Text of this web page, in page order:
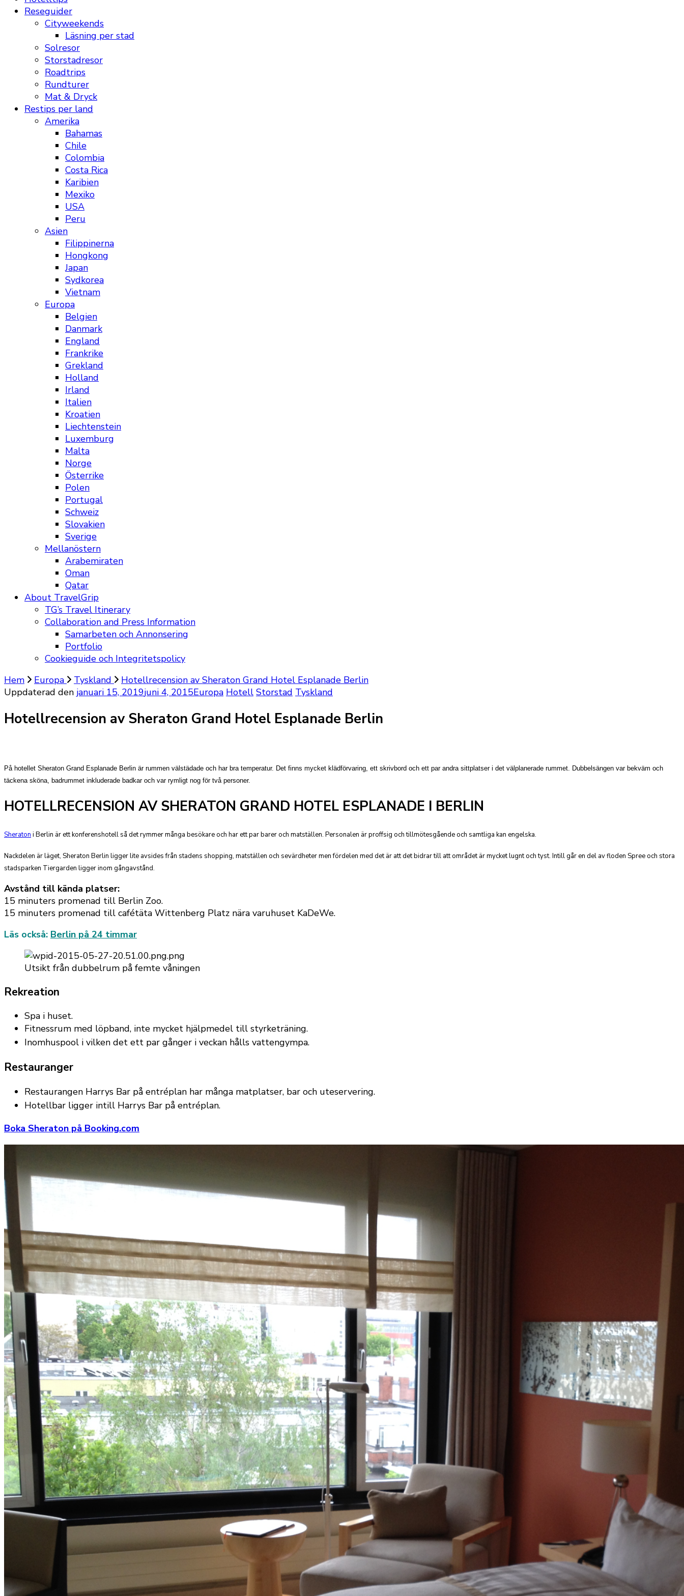
Reseguider
Cityweekends
Läsning per stad
Solresor
Storstadresor
Roadtrips
Rundturer
Mat & Dryck
Restips per land
Amerika
Bahamas
Chile
Colombia
Costa Rica
Karibien
Mexiko
USA
Peru
Asien
Filippinerna
Hongkong
Japan
Sydkorea
Vietnam
Europa
Belgien
Danmark
England
Frankrike
Grekland
Holland
Irland
Italien
Kroatien
Liechtenstein
Luxemburg
Malta
Norge
Österrike
Polen
Portugal
Schweiz
Slovakien
Sverige
Mellanöstern
Arabemiraten
Oman
Qatar
About TravelGrip
TG’s Travel Itinerary
Collaboration and Press Information
Samarbeten och Annonsering
Portfolio
Cookieguide och Integritetspolicy
Hem
Europa Tyskland
Hotellrecension av Sheraton Grand Hotel Esplanade Berlin
Uppdaterad den januari 15, 2019juni 4, 2015Europa Hotell Storstad Tyskland
Hotellrecension av Sheraton Grand Hotel Esplanade Berlin
På hotellet Sheraton Grand Esplanade Berlin är rummen välstädade och har bra temperatur. Det finns mycket klädförvaring, ett skrivbord och ett par andra sittplatser i det välplanerade rummet. Dubbelsängen var bekväm och
täckena sköna, badrummet inkluderade badkar och var rymligt nog för två personer.
HOTELLRECENSION AV SHERATON GRAND HOTEL ESPLANADE I BERLIN
Sheraton i Berlin är ett konferenshotell så det rymmer många besökare och har ett par barer och matställen. Personalen är proffsig och tillmötesgående och samtliga kan engelska.
Nackdelen är läget, Sheraton Berlin ligger lite avsides från stadens shopping, matställen och sevärdheter men fördelen med det är att det bidrar till att området är mycket lugnt och tyst. Intill går en del av floden Spree och stora
stadsparken Tiergarden ligger inom gångavstånd.
Avstånd till kända platser:
15 minuters promenad till Berlin Zoo.
15 minuters promenad till cafétäta Wittenberg Platz nära varuhuset KaDeWe.
Läs också: Berlin på 24 timmar
Utsikt från dubbelrum på femte våningen
Rekreation
Spa i huset.
Fitnessrum med löpband, inte mycket hjälpmedel till styrketräning.
Inomhuspool i vilken det ett par gånger i veckan hålls vattengympa.
Restauranger
Restaurangen Harrys Bar på entréplan har många matplatser, bar och uteservering.
Hotellbar ligger intill Harrys Bar på entréplan.
Boka Sheraton på Booking.com